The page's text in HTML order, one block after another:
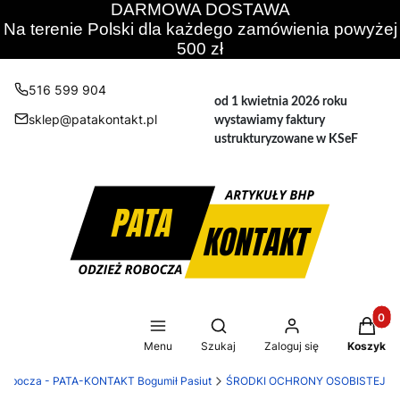
DARMOWA DOSTAWA
Na terenie Polski dla każdego zamówienia powyżej
500 zł
516 599 904
sklep@patakontakt.pl
od 1 kwietnia 2026 roku
wystawiamy faktury
ustrukturyzowane w KSeF
Menu
Otwórz wyszukiwarkę
Szukaj Zaloguj się Koszyk
- PATA-KONTAKT Bogumił Pasiut ŚRODKI OCHRONY OSOBISTEJ